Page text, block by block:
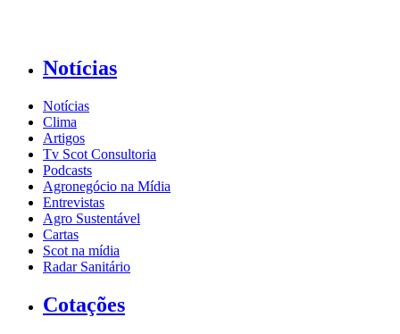
Notícias
Notícias
Clima
Artigos
Tv Scot Consultoria
Podcasts
Agronegócio na Mídia
Entrevistas
Agro Sustentável
Cartas
Scot na mídia
Radar Sanitário
Cotações